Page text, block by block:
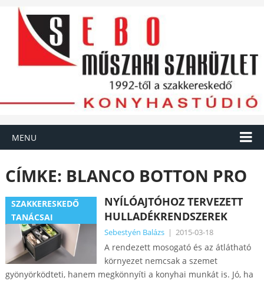
MENU
CÍMKE: BLANCO BOTTON PRO
SZAKKERESKEDŐ
TANÁCSAI
NYÍLÓAJTÓHOZ TERVEZETT
HULLADÉKRENDSZEREK
Sebestyén Balázs | 2015-03-18
A rendezett mosogató és az átlátható
környezet nemcsak a szemet
gyönyörködteti, hanem megkönnyíti a konyhai munkát is. Jó, ha